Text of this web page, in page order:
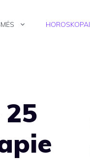
HOROSKOPAI